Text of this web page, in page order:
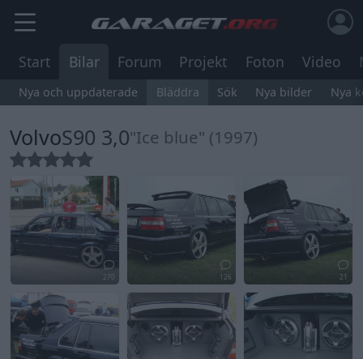
Start Bilar Forum Projekt Foton Video
Nya och uppdaterade Bläddra Sök Nya bilder Nya
VolvoS90 3,0"Ice blue" (1997)
270 126 21